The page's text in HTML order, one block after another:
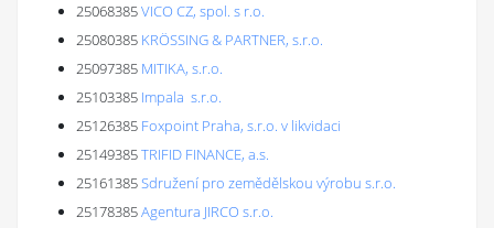
25068385VICO CZ, spol. s r.o.
25080385 KRÖSSING & PARTNER, s.r.o.
25097385 MITIKA, s.r.o.
25103385 Impala s.r.o.
25126385 Foxpoint Praha, s.r.o. v likvidaci
25149385TRIFID FINANCE, a.s.
25161385Sdružení pro zemědělskou výrobu s.r.o.
25178385Agentura JIRCO s.r.o.